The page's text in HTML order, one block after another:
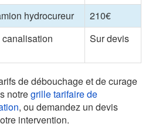
hydrocureur
210€
Sur devis
de débouchage et de curage
notregrille tarifaire de
, ou demandez un devis
intervention.